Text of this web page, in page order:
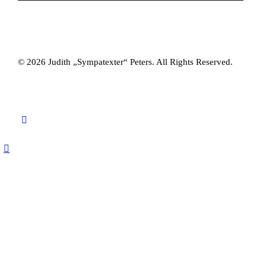
© 2026 Judith „Sympatexter“ Peters. All Rights Reserved.